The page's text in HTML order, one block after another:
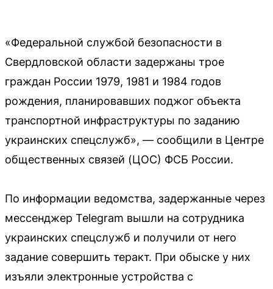
«Федеральной службой безопасности в
Свердловской области задержаны трое
граждан России 1979, 1981 и 1984 годов
рождения, планировавших поджог объекта
транспортной инфраструктуры по заданию
украинских спецслужб», — сообщили в Центре
общественных связей (ЦОС) ФСБ России.
По информации ведомства, задержанные через
мессенджер Telegram вышли на сотрудника
украинских спецслужб и получили от него
задание совершить теракт. При обыске у них
изъяли электронные устройства с